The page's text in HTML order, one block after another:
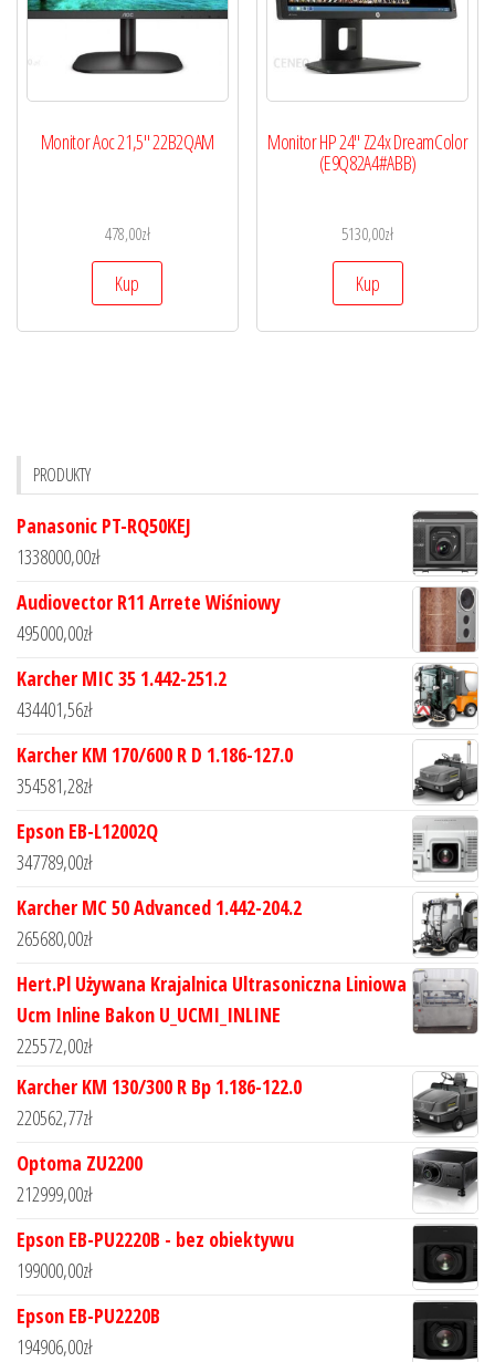
Monitor Aoc 21,5″ 22B2QAM
478,00zł
Kup
Monitor HP 24″ Z24x DreamColor
(E9Q82A4#ABB)
5130,00zł
Kup
PRODUKTY
Panasonic PT-RQ50KEJ
1338000,00zł
Audiovector R11 Arrete Wiśniowy
495000,00zł
Karcher MIC 35 1.442-251.2
434401,56zł
Karcher KM 170/600 R D 1.186-127.0
354581,28zł
Epson EB-L12002Q
347789,00zł
Karcher MC 50 Advanced 1.442-204.2
265680,00zł
Hert.Pl Używana Krajalnica Ultrasoniczna Liniowa
Ucm Inline Bakon U_UCMI_INLINE
225572,00zł
Karcher KM 130/300 R Bp 1.186-122.0
220562,77zł
Optoma ZU2200
212999,00zł
Epson EB-PU2220B - bez obiektywu
199000,00zł
Epson EB-PU2220B
194906,00zł